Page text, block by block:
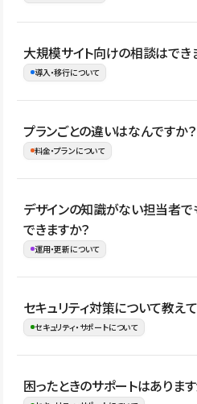
はい。既存サイトの構成やコンテン
Studio上に再構築する形で移行でき
イト全体のデザインや設定がそのま
め、移行後にページ構成やデザイン
大規模サイト向けの相談はでき
導入・移行について
はい。アクセス規模が大きいサイト
理、セキュリティ確認、既存システ
ない段階でも、お問い合わせくださ
お問合せはこちら
プランごとの違いはなんですか？
料金・プランについて
公開ページ数、バージョン履歴の期
管理の有無などがプランごとに異な
ージをご覧ください。
デザインの知識がない担当者で
できますか？
運用・更新について
はい。CMSやコンポーネントを活用
ことで、デザインを崩しにくい状態
ながらレイアウトに影響を与えずに
セキュリティ対策について教えて
セキュリティ・サポートについて
Studioでは、公開サイトやサービス
困ったときのサポートはあります